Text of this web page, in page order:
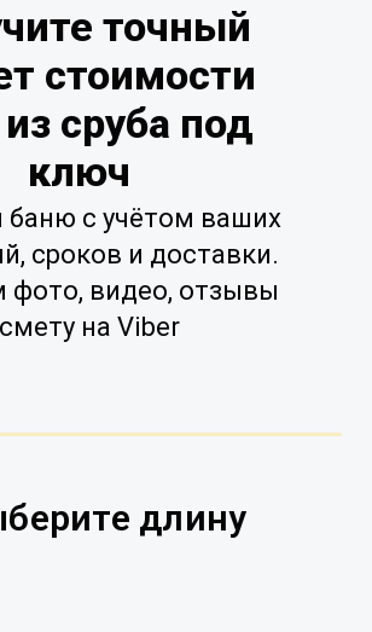
баню с учётом ваших
сроков и доставки.
фото, видео, отзывы
на Viber
точный
стоимости
сруба под
ключ
длину